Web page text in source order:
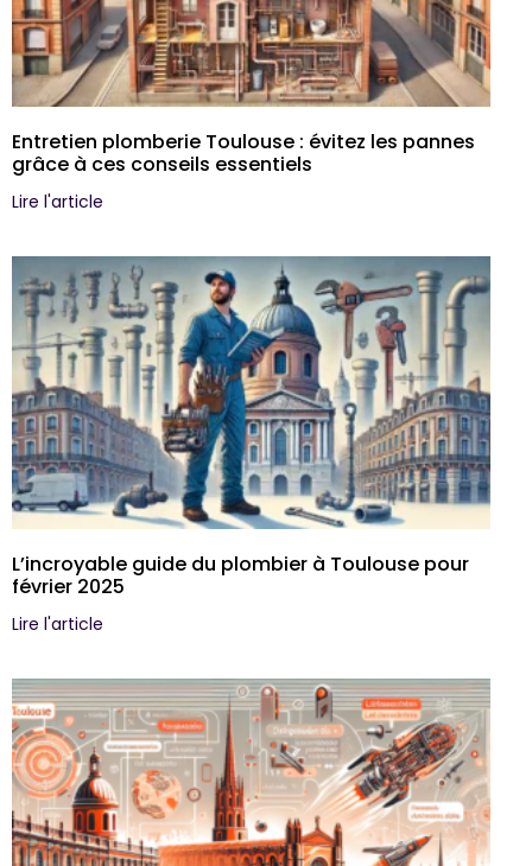
Entretien plomberie Toulouse : évitez les pannes
grâce à ces conseils essentiels
Lire l'article
L’incroyable guide du plombier à Toulouse pour
février 2025
Lire l'article